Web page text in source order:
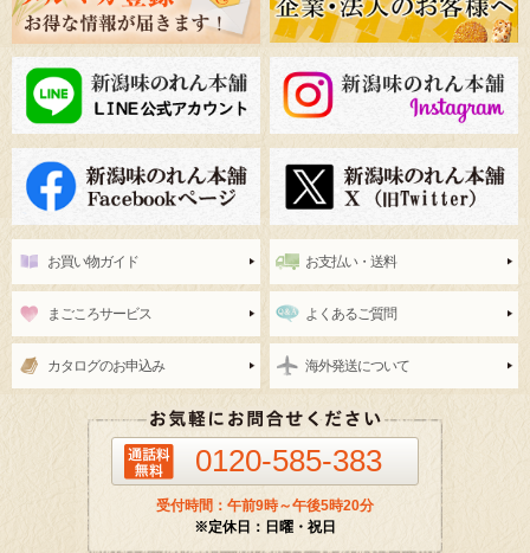
お買い物ガイド お支払い・送料
まごころサービス よくあるご質問
カタログのお申込み 海外発送について
0120-585-383
受付時間：午前9時～午後5時20分
※定休日：日曜・祝日